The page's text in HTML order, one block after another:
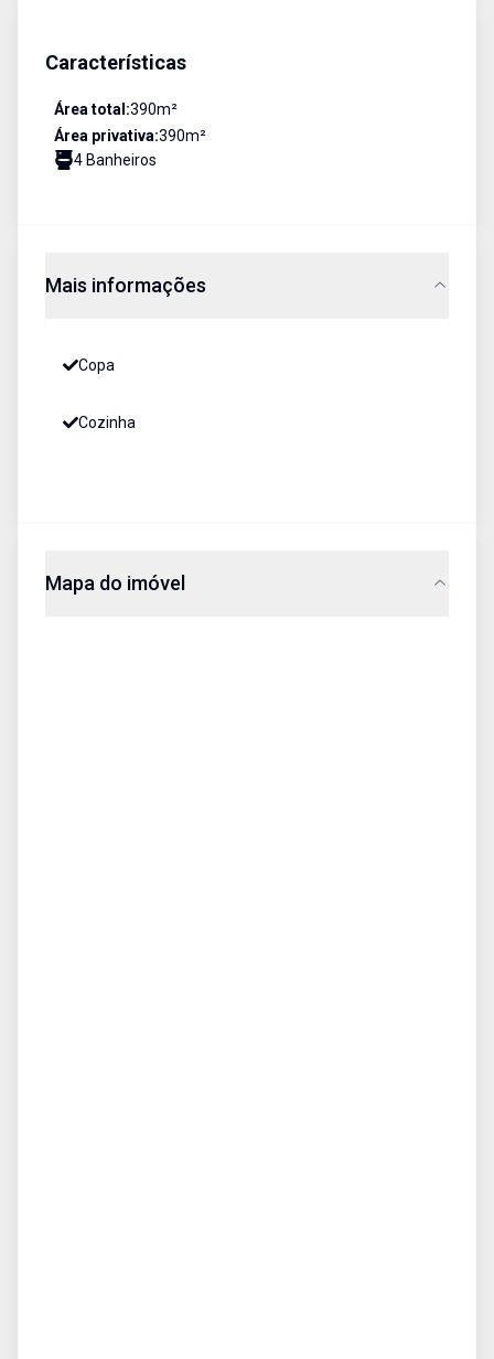
Características
Área total:390m²
Área privativa:390m²
4 Banheiros
Mais informações
Copa
Cozinha
Mapa do imóvel